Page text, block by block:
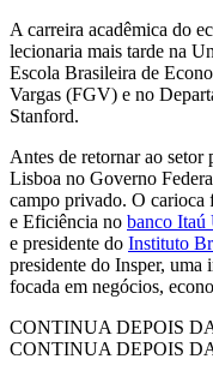
A carreira acadêmica do
lecionaria mais tarde na
Escola Brasileira de
Vargas (FGV) e no
Stanford.
Antes de retornar ao setor
Lisboa no Governo
campo privado. O carioca
e Eficiência no banco Itaú
e presidente do Instituto
presidente do Insper, uma
focada em negócios,
CONTINUA DEPOIS
CONTINUA DEPOIS